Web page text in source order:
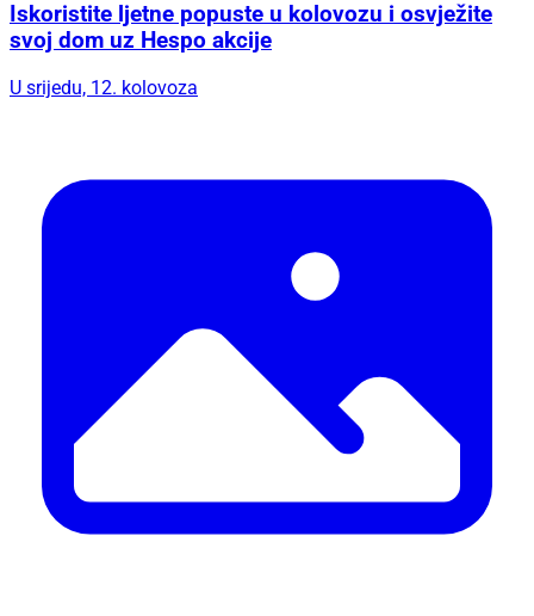
Iskoristite ljetne popuste u kolovozu i osvježite
svoj dom uz Hespo akcije
U srijedu, 12. kolovoza